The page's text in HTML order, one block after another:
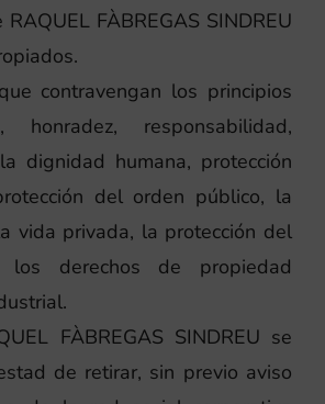
FÀBREGAS SINDREU
contravengan los principios
responsabilidad,
dignidad humana, protección
del orden público, la
vida privada, la protección del
los derechos de propiedad
FÀBREGAS SINDREU se
de retirar, sin previo aviso